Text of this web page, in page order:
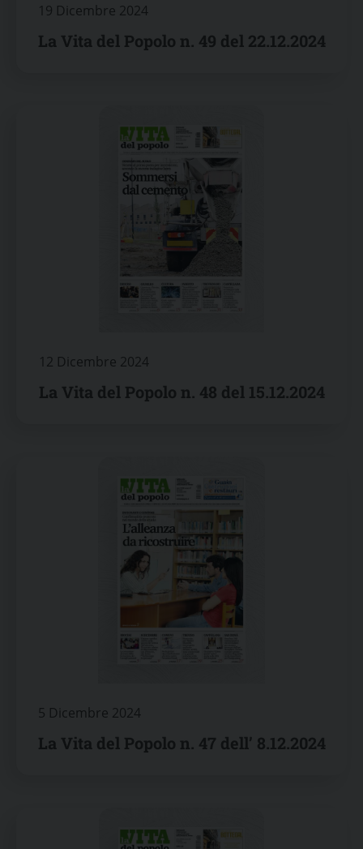
19 Dicembre 2024
La Vita del Popolo n. 49 del 22.12.2024
12 Dicembre 2024
La Vita del Popolo n. 48 del 15.12.2024
5 Dicembre 2024
La Vita del Popolo n. 47 dell’ 8.12.2024